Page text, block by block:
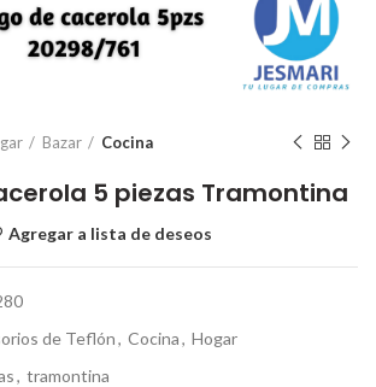
ampliar
Bazar Cocina
5 piezas Tramontina
Agregar a lista de deseos
de Teflón, Cocina, Hogar
, tramontina